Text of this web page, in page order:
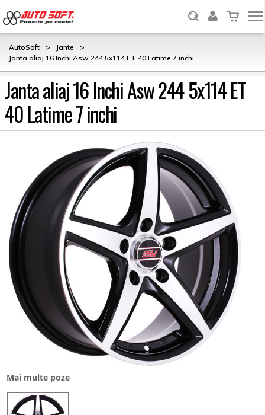
AutoSoft > Jante
>
Janta aliaj 16 Inchi Asw 244 5x114 ET 40 Latime 7 inchi
Janta aliaj 16 Inchi Asw 244 5x114 ET
40 Latime 7 inchi
Mai multe poze